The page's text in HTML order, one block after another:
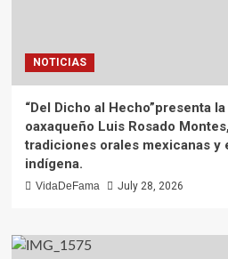
NOTICIAS
“Del Dicho al Hecho”presenta
oaxaqueño Luis Rosado
tradiciones orales mexicanas y
indígena.
VidaDeFama July 28, 2026